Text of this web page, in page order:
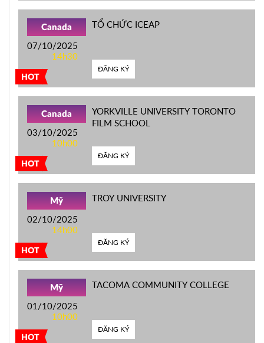
HOT
Canada
07/10/2025
14h30
TỔ CHỨC ICEAP
ĐĂNG KÝ
HOT
Canada
03/10/2025
10h00
YORKVILLE UNIVERSITY TORONTO
FILM SCHOOL
ĐĂNG KÝ
HOT
Mỹ
02/10/2025
14h00
TROY UNIVERSITY
ĐĂNG KÝ
HOT
Mỹ
01/10/2025
10h00
TACOMA COMMUNITY COLLEGE
ĐĂNG KÝ